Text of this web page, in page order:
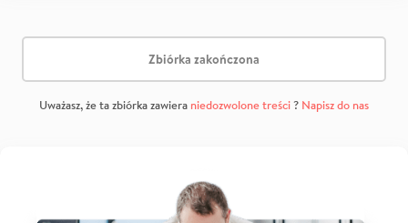
Zbiórka zakończona
Uważasz, że ta zbiórka zawiera niedozwolone treści? Napisz do nas